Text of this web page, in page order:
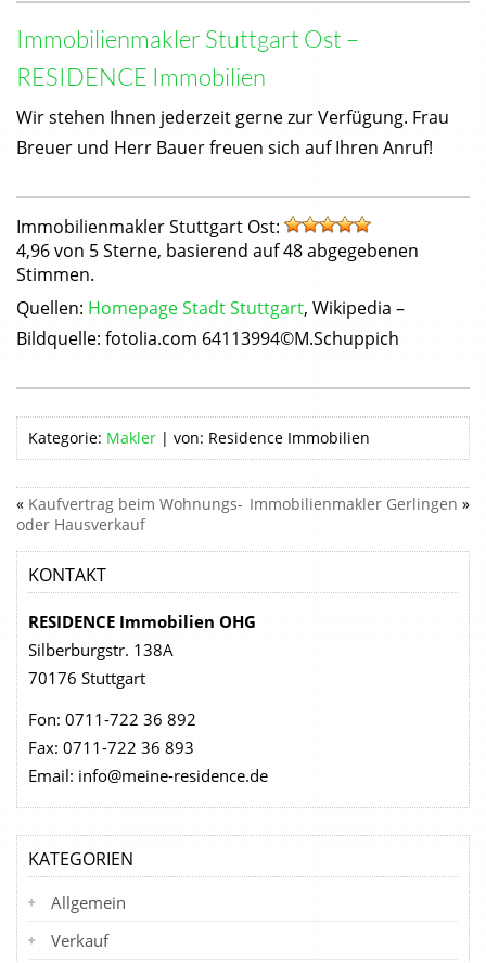
Immobilienmakler Stuttgart Ost –
RESIDENCE Immobilien
Wir stehen Ihnen jederzeit gerne zur Verfügung. Frau
Breuer und Herr Bauer freuen sich auf Ihren Anruf!
Immobilienmakler Stuttgart Ost:
4,96von 5Sterne, basierend auf48abgegebenen
Stimmen.
Quellen: Homepage Stadt Stuttgart, Wikipedia –
Bildquelle: fotolia.com 64113994©M.Schuppich
Kategorie: Makler | von: Residence Immobilien
« Kaufvertrag beim Wohnungs-
oder Hausverkauf
Immobilienmakler Gerlingen »
KONTAKT
RESIDENCE Immobilien OHG
Silberburgstr. 138A
70176 Stuttgart
Fon: 0711-722 36 892
Fax: 0711-722 36 893
Email: info@meine-residence.de
KATEGORIEN
Allgemein
Verkauf